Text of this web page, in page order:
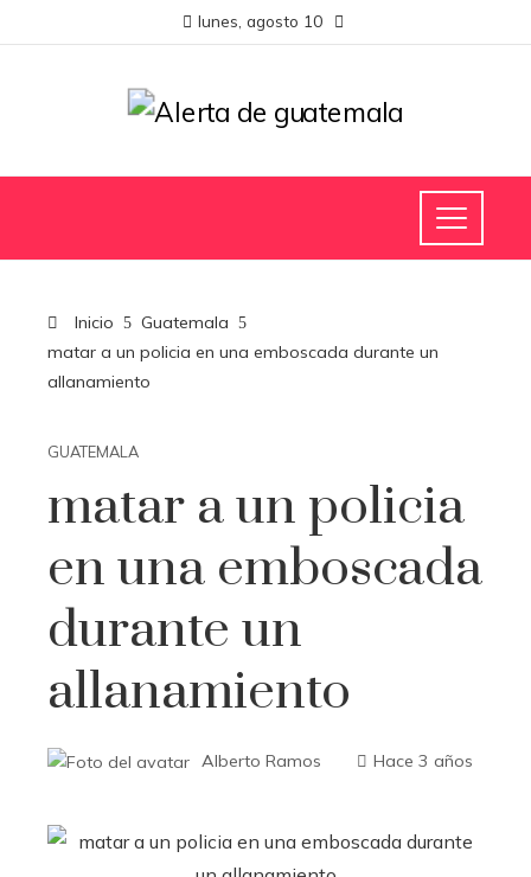
lunes, agosto 10
Inicio
Guatemala
matar a un policia en una emboscada durante un
allanamiento
GUATEMALA
matar a un policia
en una emboscada
durante un
allanamiento
Alberto Ramos Hace 3 años